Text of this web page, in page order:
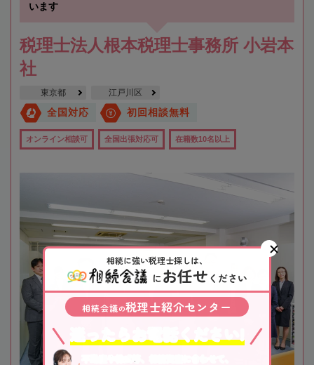
います
税理士法人根本税理士事務所 小岩本
社
東京都 江戸川区
全国対応 初回相談無料
オンライン相談可 全国出張対応可 在籍数10名以上
相続に強い税理士探しは、
にお任せ ください
相続会議の税理士紹介センター
不動産や株式等、相続資産に合わせて、